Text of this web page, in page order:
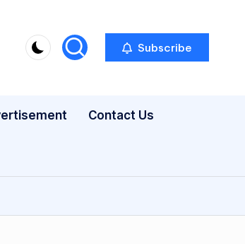
Subscribe
Contact Us